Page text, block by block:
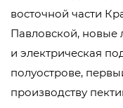
восточной части
Павловской, новые
и электрическая
полуострове,
производству